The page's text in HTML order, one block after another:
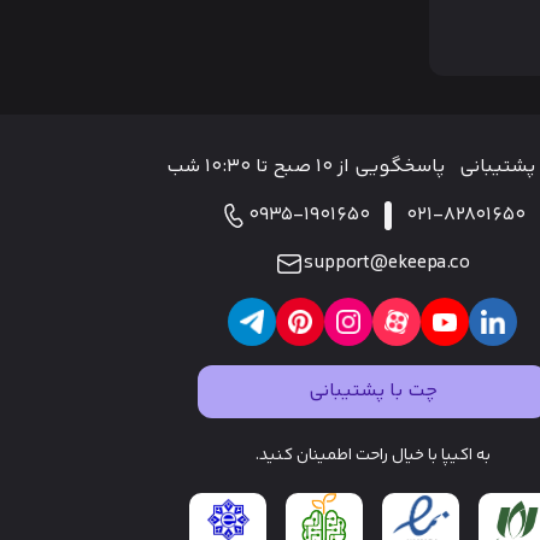
پاسخگویی از ۱۰ صبح تا ۱۰:۳۰ شب
021-82801650
0935-1901650
support@ekeepa.co
چت با پشتیبانی
به اکیپا با خیال راحت اطمینان کنید.